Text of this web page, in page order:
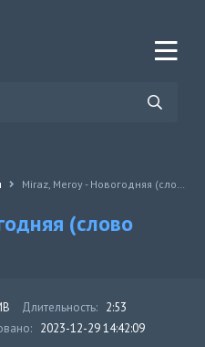
Miraz, Meroy - Новогодняя (слово пацана)
(слово
Длительность: 2:53
2023-12-29 14:42:09